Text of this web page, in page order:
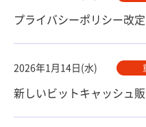
プライバシーポリシー改
2026年1月14日(水)
新しいビットキャッシュ